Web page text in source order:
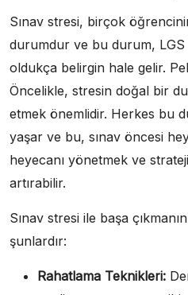
Sınav stresi, birçok
durumdur ve bu durum, LGS
oldukça belirgin hale gelir.
Öncelikle, stresin doğal bir
etmek önemlidir. Herkes bu
yaşar ve bu, sınav öncesi
heyecanı yönetmek ve
artırabilir.
Sınav stresi ile başa
şunlardır:
Rahatlama Teknikleri: